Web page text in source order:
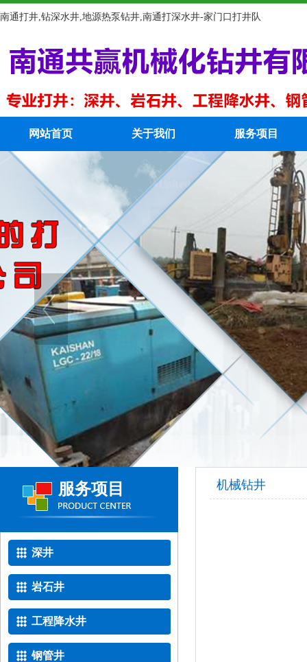
南通打井,钻深水井,地源热泵钻井,南通打深水井-家门口打井队
网站首页 关于我们 服务项目
服务项目
深井
岩石井
工程降水井
钢管井
机械钻井